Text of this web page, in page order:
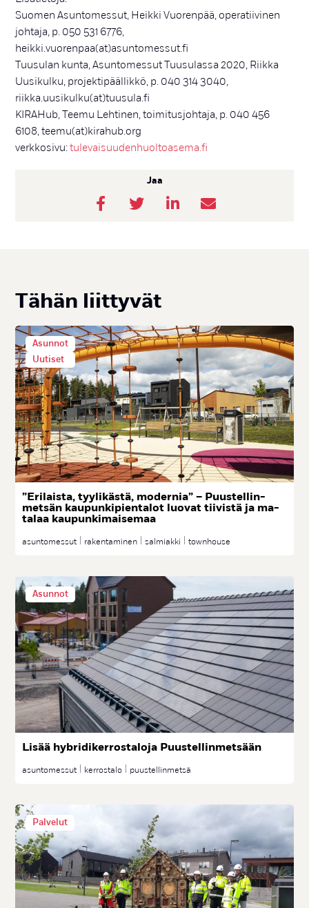
Suomen Asuntomessut, Heikki Vuorenpää, operatiivinen
johtaja, p. 050 531 6776,
heikki.vuorenpaa(at)asuntomessut.fi
Tuusulan kunta, Asuntomessut Tuusulassa 2020, Riikka
Uusikulku, projektipäällikkö, p. 040 314 3040,
riikka.uusikulku(at)tuusula.fi
KIRAHub, Teemu Lehtinen, toimitusjohtaja, p. 040 456
6108, teemu(at)kirahub.org
verkkosivu:tulevaisuudenhuoltoasema.fi
Jaa
Tä­hän liit­ty­vät
Asunnot
Uutiset
”Eri­lais­ta, tyy­li­käs­tä, mo­der­nia” – Puus­tel­lin­
met­sän kau­pun­ki­pien­ta­lot luo­vat tii­vis­tä ja ma­
ta­laa kau­pun­ki­mai­se­maa
asuntomessut rakentaminen salmiakki townhouse
Asunnot
Li­sää hyb­ri­di­ker­ros­ta­lo­ja Puus­tel­lin­met­sään
asuntomessut kerrostalo puustellinmetsä
Palvelut